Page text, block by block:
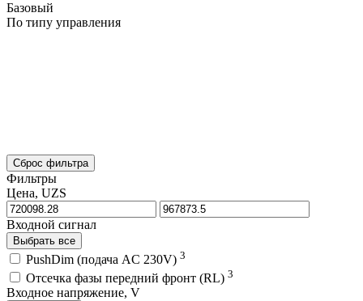
Базовый
По типу управления
Сброс фильтра
Фильтры
Цена, UZS
Входной сигнал
Выбрать все
PushDim (подача AC 230V) 3
Отсечка фазы передний фронт (RL) 3
Входное напряжение, V